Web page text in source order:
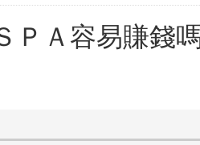
ＰＡ容易賺錢